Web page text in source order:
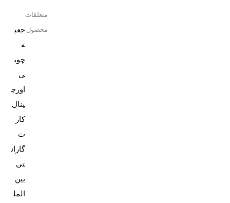
متعلقات
محصول جعب
ه
چوب
ی
اورج
کار
ت
گاران
تی
بین
المل